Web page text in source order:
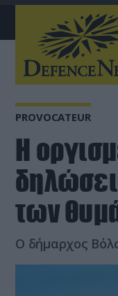
PROVOCATEUR
Η
των
Ο δήμαρχος